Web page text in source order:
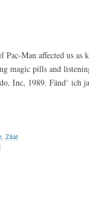
Pac-Man affected us as
magic pills and
Inc, 1989. Fänd‘ ich
Zitat